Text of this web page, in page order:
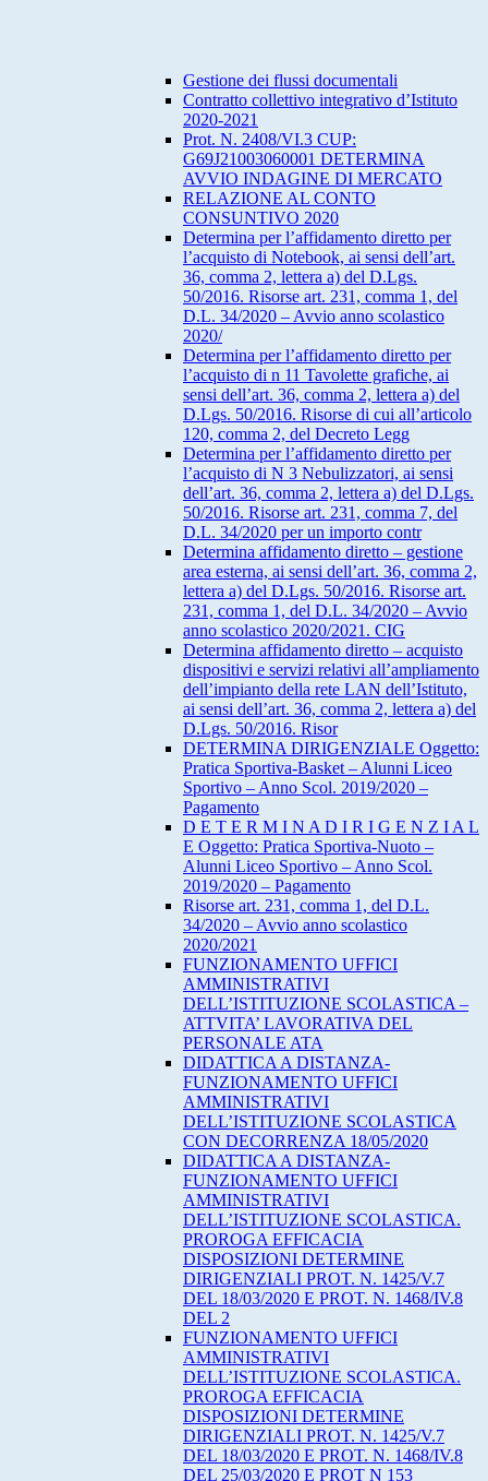
Gestione dei flussi documentali
Contratto collettivo integrativo d’Istituto
2020-2021
Prot. N. 2408/VI.3 CUP:
G69J21003060001 DETERMINA
AVVIO INDAGINE DI MERCATO
RELAZIONE AL CONTO
CONSUNTIVO 2020
Determina per l’affidamento diretto per
l’acquisto di Notebook, ai sensi dell’art.
36, comma 2, lettera a) del D.Lgs.
50/2016. Risorse art. 231, comma 1, del
D.L. 34/2020 – Avvio anno scolastico
2020/
Determina per l’affidamento diretto per
l’acquisto di n 11 Tavolette grafiche, ai
sensi dell’art. 36, comma 2, lettera a) del
D.Lgs. 50/2016. Risorse di cui all’articolo
120, comma 2, del Decreto Legg
Determina per l’affidamento diretto per
l’acquisto di N 3 Nebulizzatori, ai sensi
dell’art. 36, comma 2, lettera a) del D.Lgs.
50/2016. Risorse art. 231, comma 7, del
D.L. 34/2020 per un importo contr
Determina affidamento diretto – gestione
area esterna, ai sensi dell’art. 36, comma 2,
lettera a) del D.Lgs. 50/2016. Risorse art.
231, comma 1, del D.L. 34/2020 – Avvio
anno scolastico 2020/2021. CIG
Determina affidamento diretto – acquisto
dispositivi e servizi relativi all’ampliamento
dell’impianto della rete LAN dell’Istituto,
ai sensi dell’art. 36, comma 2, lettera a) del
D.Lgs. 50/2016. Risor
DETERMINA DIRIGENZIALE Oggetto:
Pratica Sportiva-Basket – Alunni Liceo
Sportivo – Anno Scol. 2019/2020 –
Pagamento
D E T E R M I N A D I R I G E N Z I A L
E Oggetto: Pratica Sportiva-Nuoto –
Alunni Liceo Sportivo – Anno Scol.
2019/2020 – Pagamento
Risorse art. 231, comma 1, del D.L.
34/2020 – Avvio anno scolastico
2020/2021
FUNZIONAMENTO UFFICI
AMMINISTRATIVI
DELL’ISTITUZIONE SCOLASTICA –
ATTVITA’ LAVORATIVA DEL
PERSONALE ATA
DIDATTICA A DISTANZA-
FUNZIONAMENTO UFFICI
AMMINISTRATIVI
DELL’ISTITUZIONE SCOLASTICA
CON DECORRENZA 18/05/2020
DIDATTICA A DISTANZA-
FUNZIONAMENTO UFFICI
AMMINISTRATIVI
DELL’ISTITUZIONE SCOLASTICA.
PROROGA EFFICACIA
DISPOSIZIONI DETERMINE
DIRIGENZIALI PROT. N. 1425/V.7
DEL 18/03/2020 E PROT. N. 1468/IV.8
DEL 2
FUNZIONAMENTO UFFICI
AMMINISTRATIVI
DELL’ISTITUZIONE SCOLASTICA.
PROROGA EFFICACIA
DISPOSIZIONI DETERMINE
DIRIGENZIALI PROT. N. 1425/V.7
DEL 18/03/2020 E PROT. N. 1468/IV.8
DEL 25/03/2020 E PROT N 153